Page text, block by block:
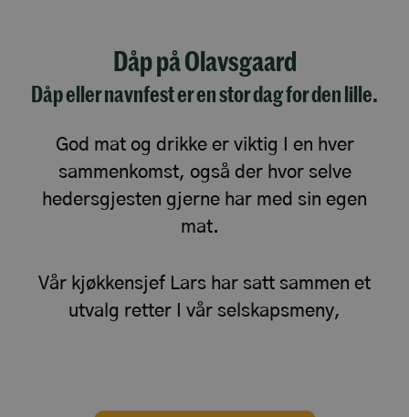
Dåp på Olavsgaard
Dåp eller navnfest er en stor dag for den lille.
God mat og drikke er viktig I en hver
sammenkomst, også der hvor selve
hedersgjesten gjerne har med sin egen
mat.
Vår kjøkkensjef Lars har satt sammen et
utvalg retter I vår selskapsmeny,